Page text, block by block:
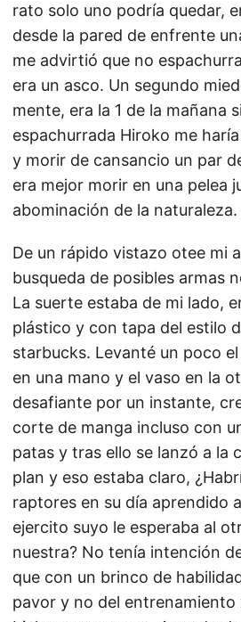
rato solo uno podría quedar,
desde la pared de enfrente
me advirtió que no
era un asco. Un segundo
mente, era la 1 de la mañana
espachurrada Hiroko me
y morir de cansancio un par
era mejor morir en una pelea
abominación de la naturaleza.
De un rápido vistazo otee mi
busqueda de posibles armas
La suerte estaba de mi lado,
plástico y con tapa del estilo
starbucks. Levanté un poco
en una mano y el vaso en la
desafiante por un instante,
corte de manga incluso con
patas y tras ello se lanzó a la
plan y eso estaba claro,
raptores en su día aprendido
ejercito suyo le esperaba al
nuestra? No tenía intención
que con un brinco de
pavor y no del entrenamiento